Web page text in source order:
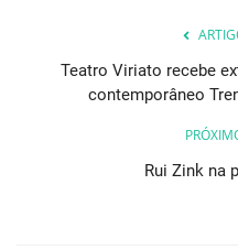
Teatro Viriato recebe
contemporâneo
Rui Zink na